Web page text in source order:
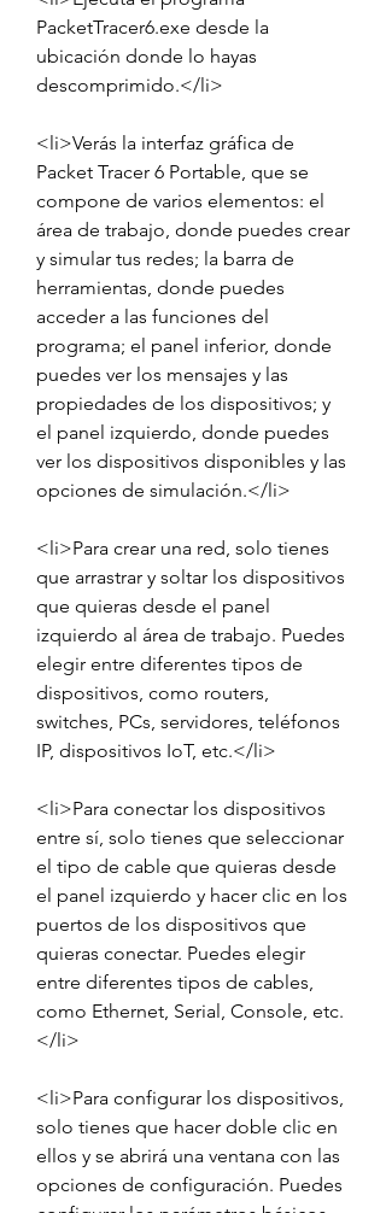
PacketTracer6.exe desde la
ubicación donde lo hayas
descomprimido.</li>
<li>Verás la interfaz gráfica de
Packet Tracer 6 Portable, que se
compone de varios elementos: el
área de trabajo, donde puedes crear
y simular tus redes; la barra de
herramientas, donde puedes
acceder a las funciones del
programa; el panel inferior, donde
puedes ver los mensajes y las
propiedades de los dispositivos; y
el panel izquierdo, donde puedes
ver los dispositivos disponibles y las
opciones de simulación.</li>
<li>Para crear una red, solo tienes
que arrastrar y soltar los dispositivos
que quieras desde el panel
izquierdo al área de trabajo. Puedes
elegir entre diferentes tipos de
dispositivos, como routers,
switches, PCs, servidores, teléfonos
IP, dispositivos IoT, etc.</li>
<li>Para conectar los dispositivos
entre sí, solo tienes que seleccionar
el tipo de cable que quieras desde
el panel izquierdo y hacer clic en los
puertos de los dispositivos que
quieras conectar. Puedes elegir
entre diferentes tipos de cables,
como Ethernet, Serial, Console, etc.
</li>
<li>Para configurar los dispositivos,
solo tienes que hacer doble clic en
ellos y se abrirá una ventana con las
opciones de configuración. Puedes